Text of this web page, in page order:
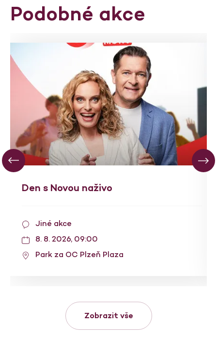
Podobné akce
Den s Novou naživo
Jiné akce
8. 8. 2026, 09:00
Park za OC Plzeň Plaza
Zobrazit vše